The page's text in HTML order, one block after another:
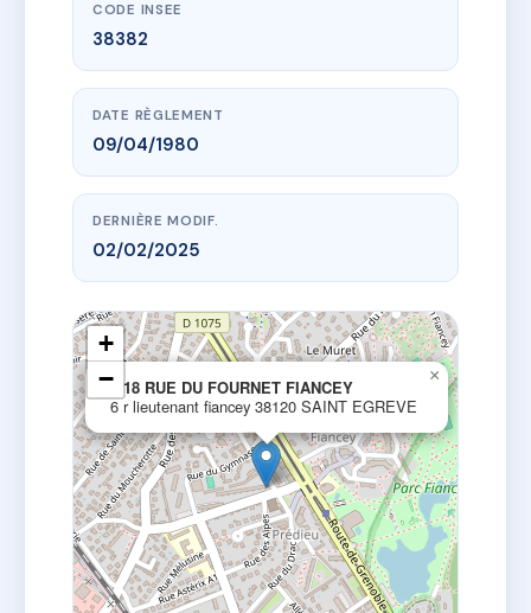
CODE INSEE
38382
DATE RÈGLEMENT
09/04/1980
DERNIÈRE MODIF.
02/02/2025
6/18 RUE DU FOURNET FIANCEY
6 r lieutenant fiancey 38120 SAINT EGREVE
×
+
−